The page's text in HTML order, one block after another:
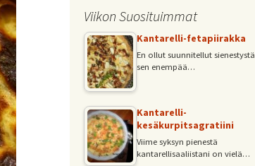
Viikon Suosituimmat
Kantarelli-fetapiirakka
En ollut suunnitellut sienestystä
sen enempää…
Kantarelli-
kesäkurpitsagratiini
Viime syksyn pienestä
kantarellisaaliistani on vielä…